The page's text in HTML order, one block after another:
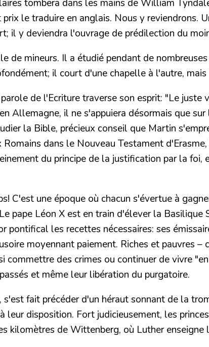
tombera dans les mains deWilliam
le traduire en anglais. Nous y reviendrons.
il y deviendra l'ouvrage de prédilection du
de mineurs. Il a étudié pendant de
il court d'une chapelle à l'autre,
de l'Ecriture traverse son esprit: "Le juste
Allemagne, il ne s'appuiera désormais que
la Bible, précieux conseil que Martin
dans le Nouveau Testament
du principe de la justification par la
C'est une époque où chacun s'évertue à
pape Léon X est en train d'élever la
pontifical les recettes nécessaires: ses
moyennant paiement. Riches et pauvres
commettre des crimes ou continuer de vivre
et même leur libération du purgatoire.
fait précéder d'un héraut sonnant de la
disposition. Fort judicieusement, les
kilomètres de Wittenberg, où Luther enseigne